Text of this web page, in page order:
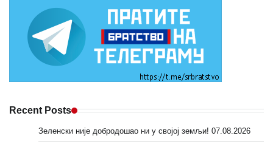
Recent Posts
Зеленски није добродошао ни у својој земљи! 07.08.2026